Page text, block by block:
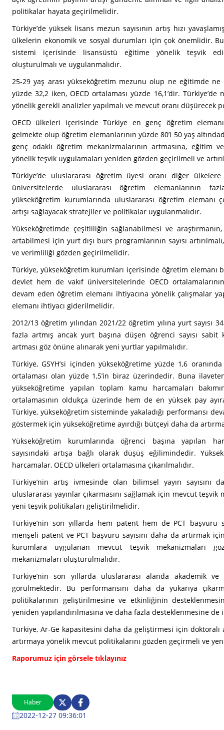
Haber
2022-12-27 09:36:01
politikalar hayata geçirilmelidir.
Türkiye’de yüksek lisans mezun sayısının artış hızı
ülkelerin ekonomik ve sosyal durumları için çok önemlidir.
sistemi içerisinde lisansüstü eğitime yönelik teşvik
oluşturulmalı ve uygulanmalıdır.
25-29 yaş arası yükseköğretim mezunu olup ne eğitimde ne
yüzde 32,2 iken, OECD ortalaması yüzde 16,1’dir.
yönelik gerekli analizler yapılmalı ve mevcut oranı
OECD ülkeleri içerisinde Türkiye en genç öğretim
gelmekte olup öğretim elemanlarının yüzde 80’i 50 yaş
genç odaklı öğretim mekanizmalarının artmasına, eğitim
yönelik teşvik uygulamaları yeniden gözden geçirilmeli ve
Türkiye’de uluslararası öğretim üyesi oranı diğer
üniversitelerde uluslararası öğretim elemanlarının
yükseköğretim kurumlarında uluslararası öğretim elemanı
artışı sağlayacak stratejiler ve politikalar uygulanmalıdır.
Yükseköğretimde çeşitliliğin sağlanabilmesi ve
artabilmesi için yurt dışı burs programlarının sayısı
ve verimliliği gözden geçirilmelidir.
Türkiye, yükseköğretim kurumları içerisinde öğretim elemanı
devlet hem de vakıf üniversitelerinde OECD
devam eden öğretim elemanı ihtiyacına yönelik çalışmalar
elemanı ihtiyacı giderilmelidir.
2012/13 öğretim yılından 2021/22 öğretim yılına yurt sayısı
fazla artmış ancak yurt başına düşen öğrenci sayısı sabit
artması göz önüne alınarak yeni yurtlar yapılmalıdır.
Türkiye, GSYH’si içinden yükseköğretime yüzde 1,6
ortalaması olan yüzde 1,5’in biraz üzerindedir. Buna
yükseköğretime yapılan toplam kamu harcamaları
ortalamasının oldukça üzerinde hem de en yüksek pay
Türkiye, yükseköğretim sisteminde yakaladığı performansı
göstermek için yükseköğretime ayırdığı bütçeyi daha da
Yükseköğretim kurumlarında öğrenci başına yapılan
sayısındaki artışa bağlı olarak düşüş eğilimindedir.
harcamalar, OECD ülkeleri ortalamasına çıkarılmalıdır.
Türkiye’nin artış ivmesinde olan bilimsel yayın
uluslararası yayınlar çıkarmasını sağlamak için mevcut
yeni teşvik politikaları geliştirilmelidir.
Türkiye’nin son yıllarda hem patent hem de PCT başvuru
menşeli patent ve PCT başvuru sayısını daha da artırmak
kurumlara uygulanan mevcut teşvik mekanizmaları
mekanizmaları oluşturulmalıdır.
Türkiye’nin son yıllarda uluslararası alanda akademik ve
görülmektedir. Bu performansını daha da yukarıya
politikalarının geliştirilmesine ve etkinliğinin
yeniden yapılandırılmasına ve daha fazla desteklenmesine de
Türkiye, Ar-Ge kapasitesini daha da geliştirmesi için doktoralı
artırmaya yönelik mevcut politikalarını gözden geçirmeli ve
Raporumuz için görsele tıklayınız